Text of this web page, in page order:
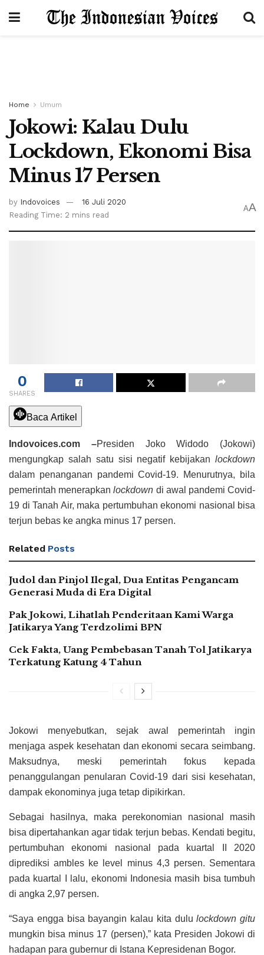
Home Umum
Jokowi: Kalau Dulu
Lockdown, Ekonomi Bisa
Minus 17 Persen
by Indovoices
16 Juli 2020
Reading Time: 2 mins read
AA
0
SHARES
Baca Artikel
Indovoices.com –Presiden Joko Widodo (Jokowi)
mengungkap salah satu sisi negatif kebijakan lockdown
dalam penanganan pandemi Covid-19. Menurutnya, bila
pemerintah menerapkanlockdown di awal pandemi Covid-
19 di Tanah Air, maka pertumbuhan ekonomi nasional bisa
terjun bebas ke angka minus 17 persen.
Related Posts
Judol dan Pinjol Ilegal, Dua Entitas Pengancam
Generasi Muda di Era Digital
Pak Jokowi, Lihatlah Penderitaan Kami Warga
Jatikarya Yang Terdzolimi BPN
Cek Fakta, Uang Pembebasan Tanah Tol Jatikarya
Terkatung Katung 4 Tahun
Jokowi menyebutkan, sejak awal pemerintah ingin
menjaga aspek kesehatan dan ekonomi secara seimbang.
Maksudnya, meski pemerintah fokus kepada
penanggulangan penularan Covid-19 dari sisi kesehatan,
dampak ekonominya juga tetap dipikirkan.
Sebagai hasilnya, maka perekonomian nasional masih
bisa dipertahankan agar tidak terjun bebas. Kendati begitu,
pertumbuhan ekonomi nasional pada kuartal II 2020
diprediksi ambles ke level minus 4,3 persen. Sementara
pada kuartal I lalu, ekonomi Indonesia masih bisa tumbuh
di angka 2,97 persen.
“Saya engga bisa bayangin kalau kita dululockdown gitu
mungkin bisa minus 17 (persen),” kata Presiden Jokowi di
hadapan para gubernur di Istana Kepresidenan Bogor.